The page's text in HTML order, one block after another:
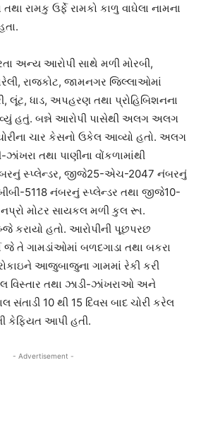
રામકુ ઉર્ફે રામકો કાળુ વાઘેલા નામના
અન્ય આરોપી સાથે મળી મોરબી,
રાજકોટ, જામનગર જિલ્લાઓમાં
ધાડ, અપહરણ તથા પ્રોહિબિશનના
હતું. બન્ને આરોપી પાસેથી અલગ અલગ
ચાર કેસનો ઉકેલ આવ્યો હતો. અલગ
તથા પાણીના વોંકળામાંથી
સ્પ્લેન્ડર, જીજે25-એચ-2047 નંબરનું
5118 નંબરનું સ્પ્લેન્ડર તથા જીજે10-
મોટર સાયકલ મળી કુલ રૂા.
કરાયો હતો. આરોપીની પૂછપરછ
જે તે ગામડાંઓમાં બળદગાડા તથા બકરા
આજુબાજુના ગામમાં રેકી કરી
વિસ્તાર તથા ઝાડી-ઝાંખરાઓ અને
સંતાડી 10 થી 15 દિવસ બાદ ચોરી કરેલ
કેફિયત આપી હતી.
- Advertisement -